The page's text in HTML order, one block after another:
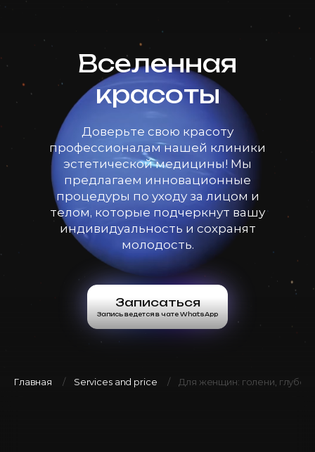
Вселенная
красоты
Доверьте свою красоту
профессионалам нашей клиники
эстетической медицины! Мы
предлагаем инновационные
процедуры по уходу за лицом и
телом, которые подчеркнут вашу
индивидуальность и сохранят
молодость.
Записаться
Запись ведется в чате WhatsApp
Главная Services and price Для женщин: голени,